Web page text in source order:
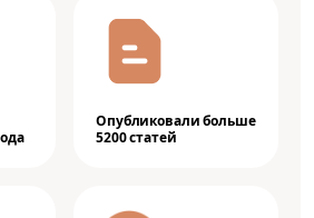
Опубликовали больше
5200 статей